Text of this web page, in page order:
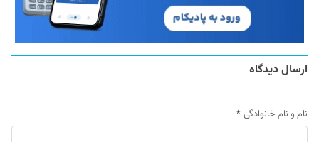
ارسال دیدگاه
نام و نام خانوادگی *